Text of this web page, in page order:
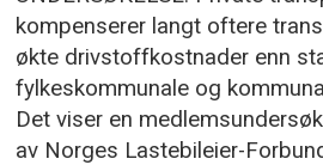
kompenserer langt oftere
økte drivstoffkostnader enn
fylkeskommunale og
Det viser en
av Norges Lastebileier-